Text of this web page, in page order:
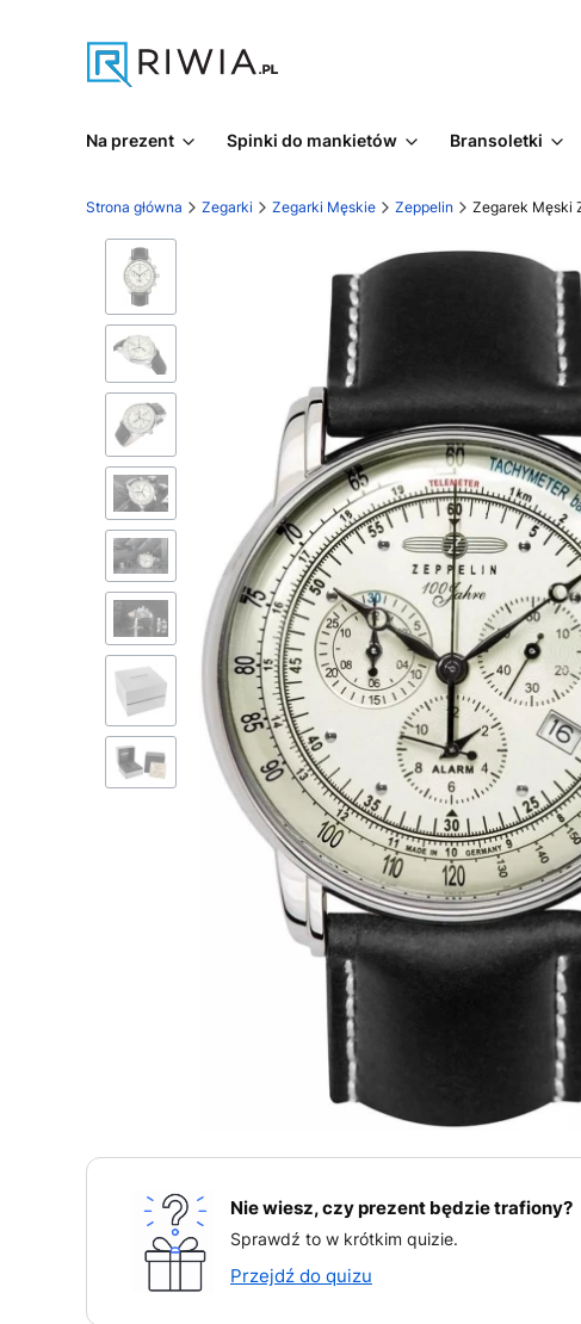
Na prezent Spinki do mankietów Bransoletki
Strona główna Zegarki Zegarki Męskie Zeppelin Zegarek Męski
Nie wiesz, czy prezent będzie trafiony?
Sprawdź to w krótkim quizie.
Przejdź do quizu